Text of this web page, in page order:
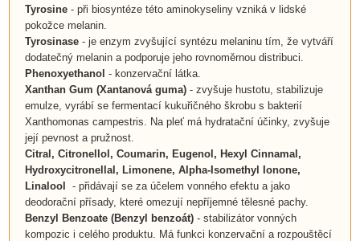
Tyrosine - při biosyntéze této aminokyseliny vzniká v lidské
pokožce melanin.
Tyrosinase - je enzym zvyšující syntézu melaninu tím, že vytváří
dodatečný melanin a podporuje jeho rovnoměrnou distribuci.
Phenoxyethanol - konzervační látka.
Xanthan Gum (Xantanová guma)- zvyšuje hustotu, stabilizuje
emulze, vyrábí se fermentací kukuřičného škrobu s bakterií
Xanthomonas campestris. Na pleť má hydratační účinky, zvyšuje
její pevnost a pružnost.
Citral, Citronellol, Coumarin, Eugenol, Hexyl Cinnamal,
Hydroxycitronellal, Limonene, Alpha-Isomethyl Ionone,
Linalool
- přidávají se za účelem vonného efektu a jako
deodorační přísady, které omezují nepříjemné tělesné pachy.
Benzyl Benzoate (Benzyl benzoát)- stabilizátor vonných
kompozic i celého produktu. Má funkci konzervační a rozpouštěcí